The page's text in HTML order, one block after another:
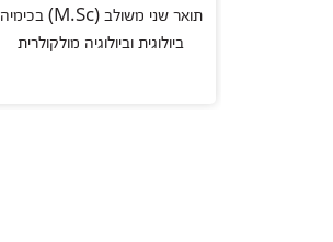
תואר שני משולב (M.Sc) בכימיה
ביולוגית וביולוגיה מולקולרית